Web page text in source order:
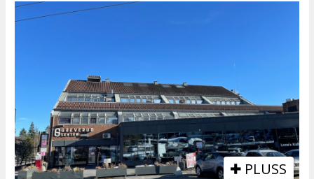
PLUSS